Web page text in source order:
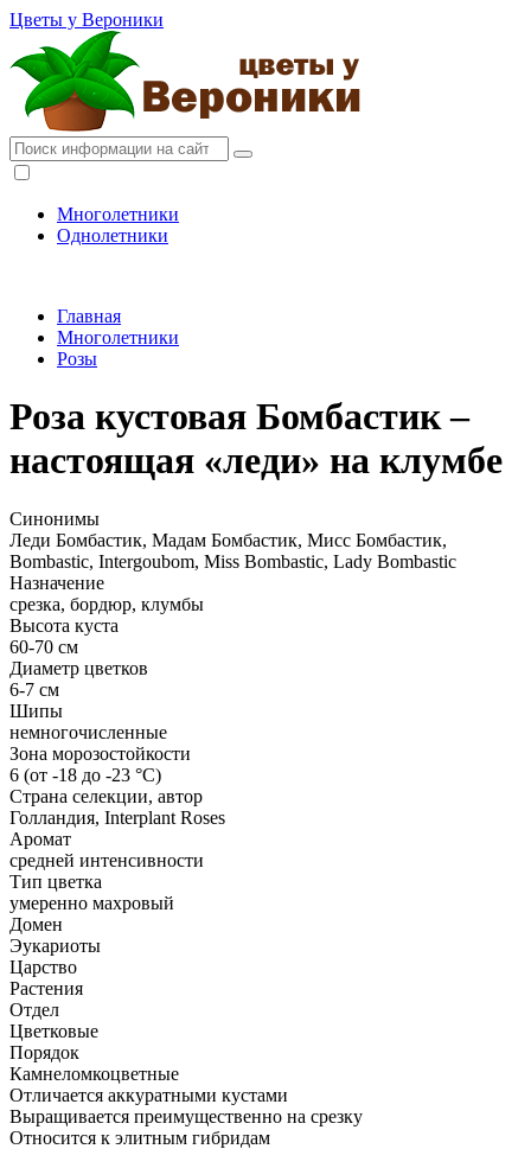
Цветы у Вероники
Многолетники
Однолетники
Главная
Многолетники
Розы
Роза кустовая Бомбастик –
настоящая «леди» на клумбе
Синонимы
Леди Бомбастик, Мадам Бомбастик, Мисс Бомбастик,
Bombastic, Intergoubom, Miss Bombastic, Lady Bombastic
Назначение
срезка, бордюр, клумбы
Высота куста
60-70 см
Диаметр цветков
6-7 см
Шипы
немногочисленные
Зона морозостойкости
6 (от -18 до -23 °С)
Страна селекции, автор
Голландия, Interplant Roses
Аромат
средней интенсивности
Тип цветка
умеренно махровый
Домен
Эукариоты
Царство
Растения
Отдел
Цветковые
Порядок
Камнеломкоцветные
Отличается аккуратными кустами
Выращивается преимущественно на срезку
Относится к элитным гибридам